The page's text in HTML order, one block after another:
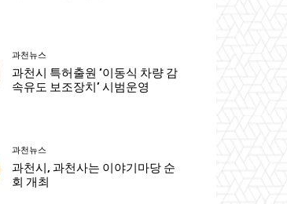
과천뉴스
과천시 특허출원 ‘이동식 차량 감
속유도 보조장치’ 시범운영
과천뉴스
과천시, 과천사는 이야기마당 순
회 개최